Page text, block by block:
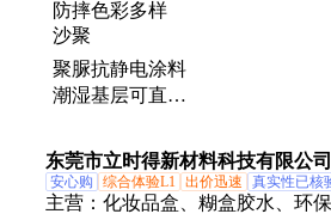
料、双组份聚脲涂料、手工聚脲
料、单组分手工聚脲涂料、车库
用聚脲涂料、墙面手工聚脲涂料
料、污水池防腐聚脲涂料、聚脲
聚脲抗静电涂料
潮湿基层可直接
色彩多样 沙聚
东莞市立时得新材料科技有限公司
安心购 综合体验L1 出价迅速 真实性已核
主营： 化妆品盒、糊盒胶水、环